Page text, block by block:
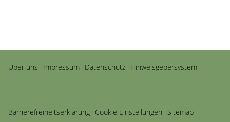
Navigation
überspringen
Über uns Impressum Datenschutz Hinweisgebersystem
Barriere­freiheits­erklärung Cookie Einstellungen Sitemap